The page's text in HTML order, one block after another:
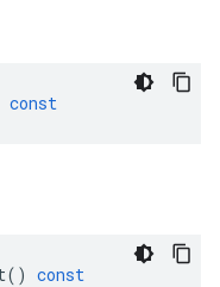
const
() const